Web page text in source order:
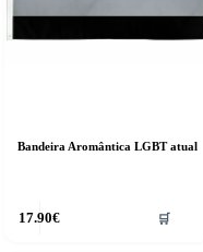
Bandeira Aromântica LGBT atual
17.90€ 🛒